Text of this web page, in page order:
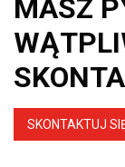
MASZ
SKONTAKTUJ